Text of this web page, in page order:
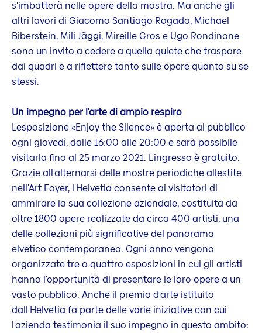
s'imbatterà nelle opere della mostra. Ma anche gli
altri lavori di Giacomo Santiago Rogado, Michael
Biberstein, Mili Jäggi, Mireille Gros e Ugo Rondinone
sono un invito a cedere a quella quiete che traspare
dai quadri e a riflettere tanto sulle opere quanto su se
stessi.
Un impegno per l'arte di ampio respiro
L'esposizione «Enjoy the Silence» è aperta al pubblico
ogni giovedì, dalle 16:00 alle 20:00 e sarà possibile
visitarla fino al 25 marzo 2021. L'ingresso è gratuito.
Grazie all'alternarsi delle mostre periodiche allestite
nell'Art Foyer, l'Helvetia consente ai visitatori di
ammirare la sua collezione aziendale, costituita da
oltre 1800 opere realizzate da circa 400 artisti, una
delle collezioni più significative del panorama
elvetico contemporaneo. Ogni anno vengono
organizzate tre o quattro esposizioni in cui gli artisti
hanno l'opportunità di presentare le loro opere a un
vasto pubblico. Anche il premio d'arte istituito
dall'Helvetia fa parte delle varie iniziative con cui
l'azienda testimonia il suo impegno in questo ambito: